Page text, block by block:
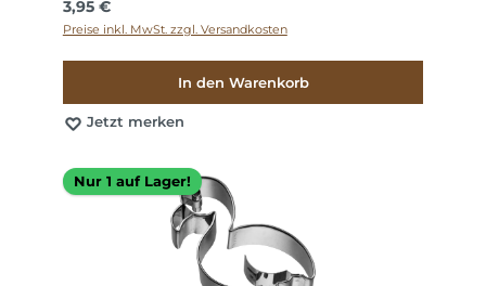
Regulärer Preis:
3,95 €
Preise inkl. MwSt. zzgl. Versandkosten
In den Warenkorb
Jetzt merken
Nur 1 auf Lager!